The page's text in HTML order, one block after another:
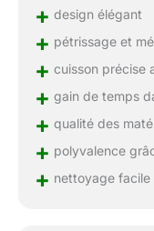
+ design élégant
+ pétrissage et
+ cuisson précise
+ gain de temps
+ qualité des
+ polyvalence
+ nettoyage facile